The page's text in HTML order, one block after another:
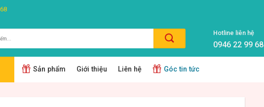
Hotline liên hệ
0946 22 99 68
Sản phẩm Giới thiệu Liên hệ Góc tin tức